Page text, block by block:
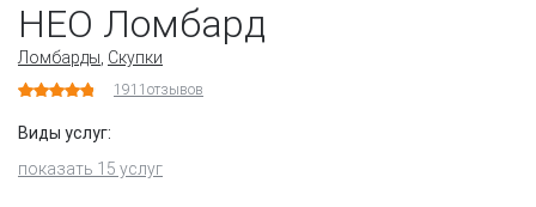
НЕО Ломбард
Ломбарды, Скупки
1911 отзывов
Виды услуг:
показать 15 услуг